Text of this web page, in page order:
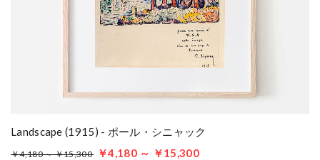
Landscape (1915) - ポール・シニャック
￥4,180 ～ ￥15,300 ￥4,180 ～ ￥15,300